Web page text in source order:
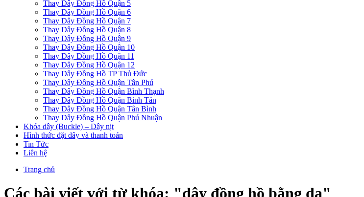
Thay Dây Đồng Hồ Quận 5
Thay Dây Đồng Hồ Quận 6
Thay Dây Đồng Hồ Quận 7
Thay Dây Đồng Hồ Quận 8
Thay Dây Đồng Hồ Quận 9
Thay Dây Đồng Hồ Quận 10
Thay Dây Đồng Hồ Quận 11
Thay Dây Đồng Hồ Quận 12
Thay Dây Đồng Hồ TP Thủ Đức
Thay Dây Đồng Hồ Quận Tân Phú
Thay Dây Đồng Hồ Quận Bình Thạnh
Thay Dây Đồng Hồ Quận Bình Tân
Thay Dây Đồng Hồ Quận Tân Bình
Thay Dây Đồng Hồ Quận Phú Nhuận
Khóa dây (Buckle) – Dây nịt
Hình thức đặt dây và thanh toán
Tin Tức
Liên hệ
Trang chủ
Các bài viết với từ khóa: "dây đồng hồ bằng da"